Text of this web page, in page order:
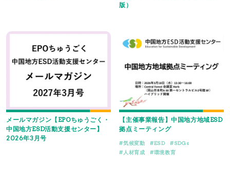
版）
メールマガジン【EPOちゅうごく・
中国地方ESD活動支援センター】
2026年3月号
【主催事業報告】中国地方地域ESD
拠点ミーティング
気候変動 ESD
SDGs
人材育成
環境教育